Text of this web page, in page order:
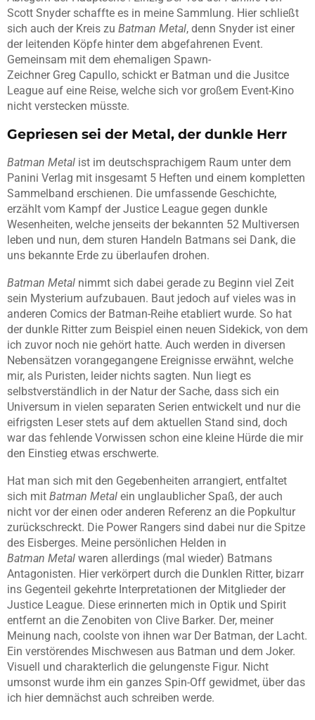
Scott Snyderschaffte es in meine Sammlung. Hier schließt
sich auch der Kreis zu Batman Metal, denn Snyderist einer
der leitenden Köpfe hinter dem abgefahrenen Event.
Gemeinsam mit dem ehemaligen Spawn-
Zeichner Greg Capullo, schickt er Batman und die Jusitce
League auf eine Reise, welche sich vor großem Event-Kino
nicht verstecken müsste.
Gepriesen sei der Metal, der dunkle Herr
Batman Metal ist im deutschsprachigem Raum unter dem
Panini Verlag mit insgesamt 5 Heften und einem kompletten
Sammelband erschienen. Die umfassende Geschichte,
erzählt vom Kampf derJustice League gegen dunkle
Wesenheiten, welche jenseits der bekannten 52 Multiversen
leben und nun, dem sturen Handeln Batmans sei Dank, die
uns bekannte Erde zu überlaufen drohen.
Batman Metal nimmt sich dabei gerade zu Beginn viel Zeit
sein Mysterium aufzubauen. Baut jedoch auf vieles was in
anderen Comics der Batman-Reihe etabliert wurde. So hat
der dunkle Ritter zum Beispiel einen neuen Sidekick, von dem
ich zuvor noch nie gehört hatte. Auch werden in diversen
Nebensätzen vorangegangene Ereignisse erwähnt, welche
mir, als Puristen, leider nichts sagten. Nun liegt es
selbstverständlich in der Natur der Sache, dass sich ein
Universum in vielen separaten Serien entwickelt und nur die
eifrigsten Leser stets auf dem aktuellen Stand sind, doch
war das fehlende Vorwissen schon eine kleine Hürde die mir
den Einstieg etwas erschwerte.
Hat man sich mit den Gegebenheiten arrangiert, entfaltet
sich mit Batman Metal ein unglaublicher Spaß, der auch
nicht vor der einen oder anderen Referenz an die Popkultur
zurückschreckt. Die Power Rangers sind dabei nur die Spitze
des Eisberges. Meine persönlichen Helden in
Batman Metal waren allerdings (mal wieder) Batmans
Antagonisten. Hier verkörpert durch die Dunklen Ritter, bizarr
ins Gegenteil gekehrte Interpretationen der Mitglieder der
Justice League. Diese erinnerten mich in Optik und Spirit
entfernt an die Zenobiten von Clive Barker. Der, meiner
Meinung nach, coolste von ihnen war Der Batman, der Lacht.
Ein verstörendes Mischwesen aus Batman und dem Joker.
Visuell und charakterlich die gelungenste Figur. Nicht
umsonst wurde ihm ein ganzes Spin-Off gewidmet, über das
ich hier demnächst auch schreiben werde.